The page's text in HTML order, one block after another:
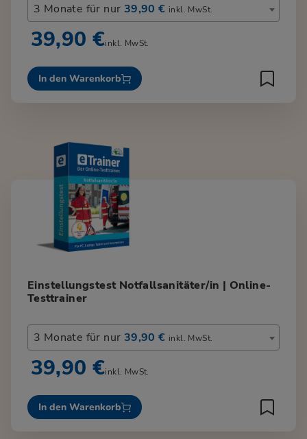
3 Monate für nur 39,90 € inkl. MwSt.
39,90 €inkl. MwSt.
In den Warenkorb
Einstellungstest Notfallsanitäter/in | Online-
Testtrainer
3 Monate für nur 39,90 € inkl. MwSt.
39,90 €inkl. MwSt.
In den Warenkorb